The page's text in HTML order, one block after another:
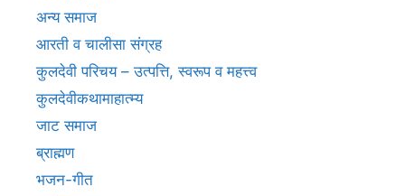
अन्य समाज
आरती व चालीसा संग्रह
कुलदेवी परिचय – उत्पत्ति, स्वरूप व महत्त्व
कुलदेवीकथामाहात्म्य
जाट समाज
ब्राह्मण
भजन-गीत